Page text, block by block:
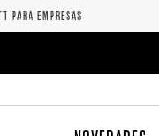
PARA EMPRESAS